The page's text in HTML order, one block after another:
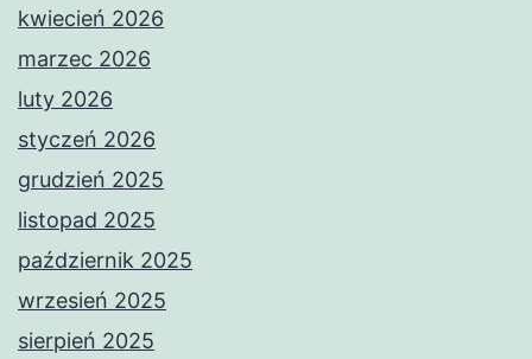
kwiecień 2026
marzec 2026
luty 2026
styczeń 2026
grudzień 2025
listopad 2025
październik 2025
wrzesień 2025
sierpień 2025